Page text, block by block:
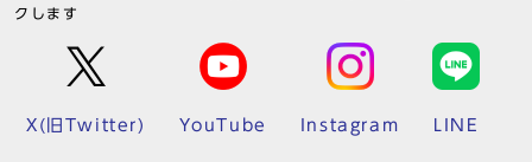
クします
X(旧Twitter) YouTube Instagram LINE